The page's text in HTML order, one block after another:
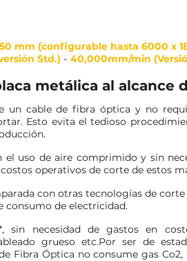
mm (configurable hasta 6000 x
Std.) - 40,000mm/min
metálica al alcance
un cable de fibra óptica y no
Esto evita el tedioso
uso de aire comprimido y sin
operativos de corte de estos
con otras tecnologías de corte
consumo de electricidad.
sin necesidad de gastos en
grueso etc.Por ser de
Fibra Óptica no consume gas